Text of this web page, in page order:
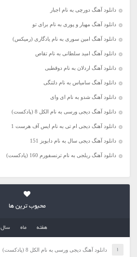
دانلود آهنگ دورچی به نام اجبار
دانلود آهنگ مهیار و پوری به نام برای تو
دانلود آهنگ امین سوری به نام یادگاری (رمیکس)
دانلود آهنگ امید سلطانی به نام تقاص
دانلود آهنگ اردلان به نام دوقطبی
دانلود آهنگ سامیاس به نام دلتنگی
دانلود آهنگ شدو به نام ای وای
دانلود آهنگ دیجی ورسی به نام الکل 8 (پادکست)
دانلود آهنگ دیجی ام تی به نام ایس آف هرست 1
دانلود آهنگ دیجی سال به نام دابویز 151
دانلود آهنگ ریلجی به نام ترنسفورم 160 (پادکست)
محبوب ترین ها
هفته ماه سال
دانلود آهنگ دیجی ورسی به نام الکل 8 (پادکست)